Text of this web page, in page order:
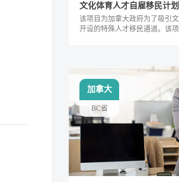
文化体育人才自雇移民计划
该项目为加拿大政府为了吸引
开设的特殊人才移民通道。该
成为特殊类人才的热门移民项
加拿大
BC省